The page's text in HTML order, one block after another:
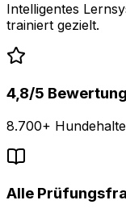
Intelligentes
trainiert gezielt.
4,8/5 Bewertung
8.700+
Alle